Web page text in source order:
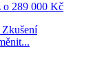
o 289 000 Kč
Zkušení